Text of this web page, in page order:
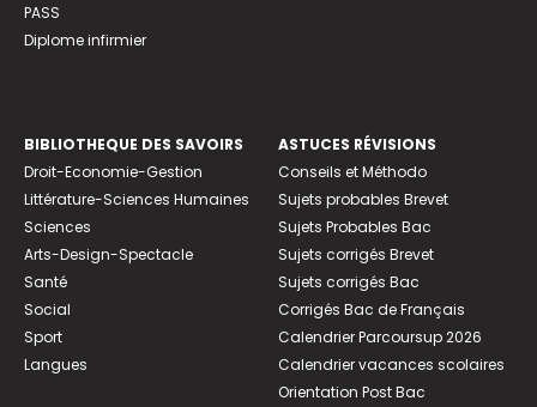
PASS
Diplome infirmier
BIBLIOTHEQUE DES SAVOIRS
Droit-Economie-Gestion
Littérature-Sciences Humaines
Sciences
Arts-Design-Spectacle
Santé
Social
Sport
Langues
ASTUCES RÉVISIONS
Conseils et Méthodo
Sujets probables Brevet
Sujets Probables Bac
Sujets corrigés Brevet
Sujets corrigés Bac
Corrigés Bac de Français
Calendrier Parcoursup 2026
Calendrier vacances scolaires
Orientation Post Bac